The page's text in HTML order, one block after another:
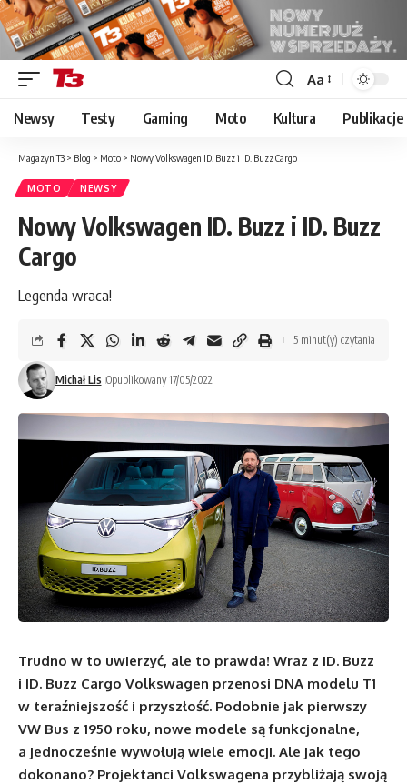
Font
Resizer
Aa
Newsy Testy Gaming Moto Kultura Publikacje
Magazyn T3 > Blog > Moto > Nowy Volkswagen ID. Buzz i ID. Buzz Cargo
MOTO NEWSY
Nowy Volkswagen ID. Buzz i ID. Buzz
Cargo
Legenda wraca!
Michał Lis Opublikowany 17/05/2022
5 minut(y) czytania
Trudno w to uwierzyć, ale to prawda! Wraz z ID. Buzz
i ID. Buzz Cargo Volkswagen przenosi DNA modelu T1
w teraźniejszość i przyszłość. Podobnie jak pierwszy
VW Bus z 1950 roku, nowe modele są funkcjonalne,
a jednocześnie wywołują wiele emocji. Ale jak tego
dokonano? Projektanci Volkswagena przybliżają swoją